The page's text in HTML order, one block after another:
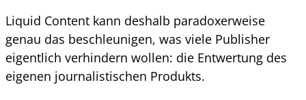
Liquid Content kann deshalb paradoxerweise
genau das beschleunigen, was viele Publisher
eigentlich verhindern wollen: die Entwertung des
eigenen journalistischen Produkts.